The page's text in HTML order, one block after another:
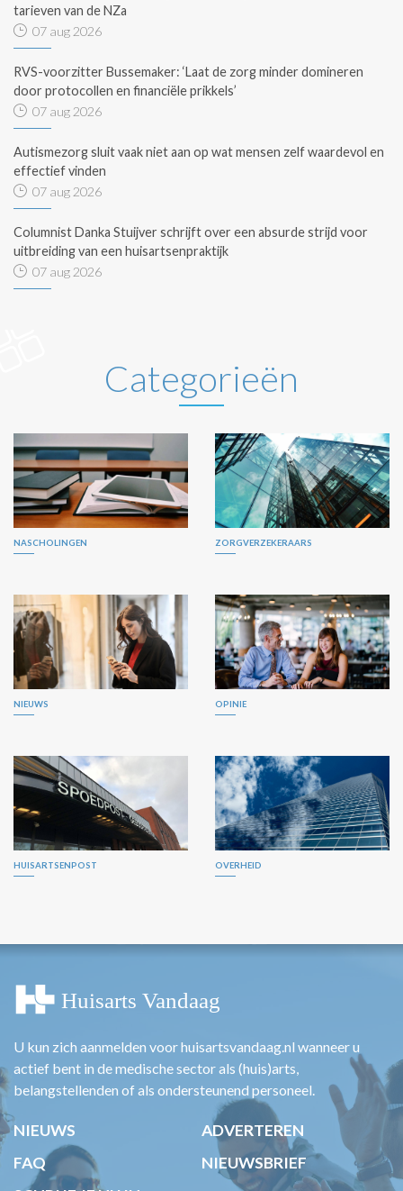
tarieven van de NZa
07 aug 2026
RVS-voorzitter Bussemaker: ‘Laat de zorg minder domineren
door protocollen en financiële prikkels’
07 aug 2026
Autismezorg sluit vaak niet aan op wat mensen zelf waardevol en
effectief vinden
07 aug 2026
Columnist Danka Stuijver schrijft over een absurde strijd voor
uitbreiding van een huisartsenpraktijk
07 aug 2026
Categorieën
NASCHOLINGEN ZORGVERZEKERAARS
NIEUWS OPINIE
HUISARTSENPOST OVERHEID
U kun zich aanmelden voor huisartsvandaag.nl wanneer u
actief bent in de medische sector als (huis)arts,
belangstellenden of als ondersteunend personeel.
NIEUWS
ADVERTEREN
FAQ
NIEUWSBRIEF